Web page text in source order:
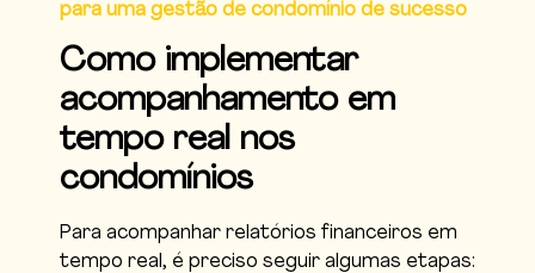
para uma gestão de condomínio de sucesso
Como implementar
acompanhamento em
tempo real nos
condomínios
Para acompanhar relatórios financeiros em
tempo real, é preciso seguir algumas etapas: